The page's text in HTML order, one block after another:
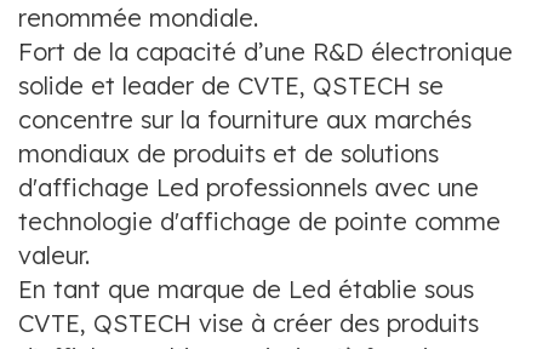
renommée mondiale.
Fort de la capacité d’une R&D électronique
solide et leader de CVTE, QSTECH se
concentre sur la fourniture aux marchés
mondiaux de produits et de solutions
d'affichage Led professionnels avec une
technologie d'affichage de pointe comme
valeur.
En tant que marque de Led établie sous
CVTE, QSTECH vise à créer des produits